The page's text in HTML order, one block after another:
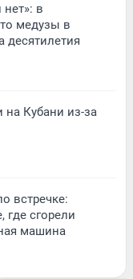
в
медузы в
десятилетия
на Кубани из-за
встречке:
где сгорели
машина